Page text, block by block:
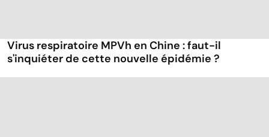
Virus respiratoire MPVh en Chine : faut-il
s'inquiéter de cette nouvelle épidémie ?